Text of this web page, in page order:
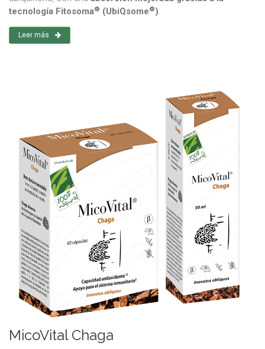
tecnología Fitosoma® (UbiQsome®).
Leer más
MicoVital Chaga